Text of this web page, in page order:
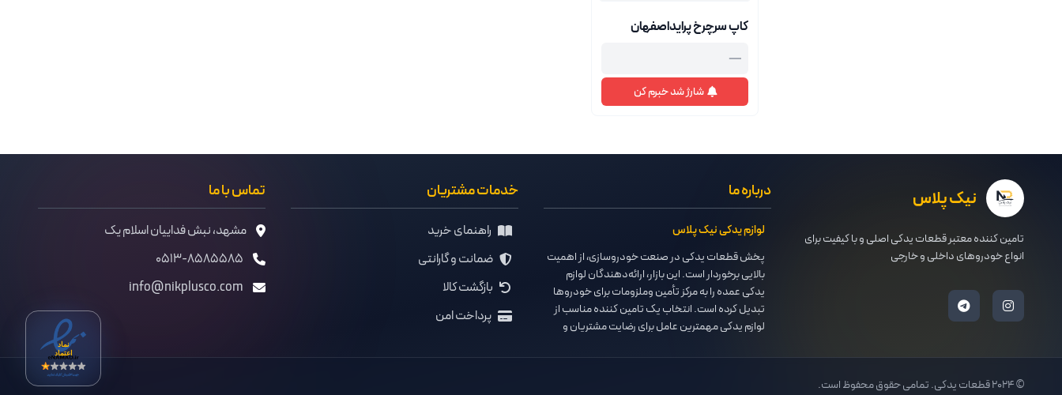
کاپ سرچرخ پرایداصفهان
—
شارژ شد خبرم کن
نماد
اعتماد
نیک پلاس
تامین کننده معتبر قطعات یدکی اصلی و با کیفیت برای
انواع خودروهای داخلی و خارجی
درباره ما
لوازم یدکی نیک پلاس
پخش قطعات یدکی در صنعت خودروسازی، از اهمیت
بالایی برخوردار است. این بازار، ارائه‌دهندگان لوازم
یدکی عمده را به مرکز تأمین وملزومات برای خودروها
تبدیل کرده است. انتخاب یک تامین کننده مناسب از
لوازم یدکی مهمترین عامل برای رضایت مشتریان و
خدمات مشتریان
راهنمای خرید
ضمانت و گارانتی
بازگشت کالا
پرداخت امن
تماس با ما
مشهد، نبش فداییان اسلام یک
۰۵۱۳-۸۵۸۵۵۸۵
info@nikplusco.com
© ۲۰۲۴ قطعات یدکی. تمامی حقوق محفوظ است.